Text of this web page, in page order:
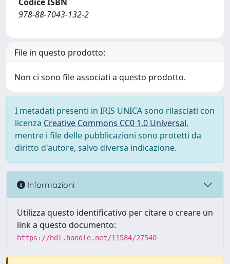
978-88-7043-132-2
File in questo prodotto:
Non ci sono file associati a questo prodotto.
I metadati presenti in IRIS UNICA sono rilasciati con
licenza Creative Commons CC0 1.0 Universal,
mentre i file delle pubblicazioni sono protetti da
diritto d'autore, salvo diversa indicazione.
Informazioni
Utilizza questo identificativo per citare o creare un
link a questo documento:
https://hdl.handle.net/11584/27540